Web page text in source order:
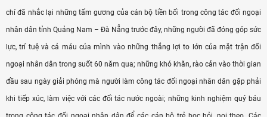
chí đã nhắc lại những tấm gương của cán bộ tiền bối trong công tác đối ngoại
nhân dân tỉnh Quảng Nam – Đà Nẵng trước đây, những người đã đóng góp sức
lực, trí tuệ và cả máu của mình vào những thắng lợi to lớn của mặt trận đối
ngoại nhân dân trong suốt 60 năm qua; những khó khăn, rào cản vào thời gian
đầu sau ngày giải phóng mà người làm công tác đối ngoại nhân dân gặp phải
khi tiếp xúc, làm việc với các đối tác nước ngoài; những kinh nghiệm quý báu